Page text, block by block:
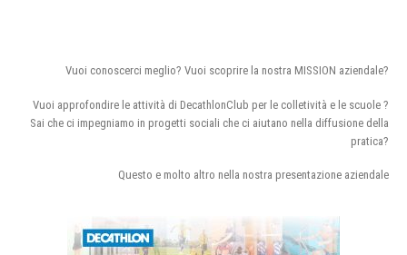
Vuoi conoscerci meglio? Vuoi scoprire la nostra MISSION aziendale?
Vuoi approfondire le attività di DecathlonClub per le colletività e le scuole ?
Sai che ci impegniamo in progetti sociali che ci aiutano nella diffusione della
pratica?
Questo e molto altro nella nostra presentazione aziendale